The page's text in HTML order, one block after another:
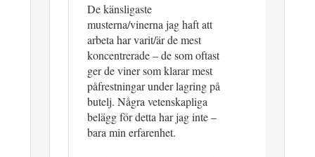
De känsligaste
musterna/vinerna jag haft att
arbeta har varit/är de mest
koncentrerade – de som oftast
ger de viner som klarar mest
påfrestningar under lagring på
butelj. Några vetenskapliga
belägg för detta har jag inte –
bara min erfarenhet.